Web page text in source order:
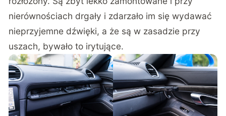
nierównościach drgały i zdarzało im się wydawać
nieprzyjemne dźwięki, a że są w zasadzie przy
uszach, bywało to irytujące.